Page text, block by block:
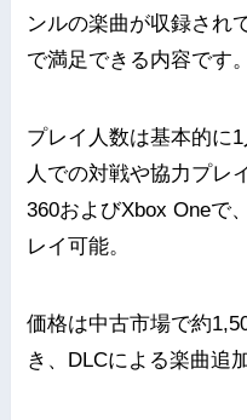
ンルの楽曲が収録され
で満足できる内容です。
プレイ人数は基本的に
人での対戦や協力プレ
360およびXbox Oneで
レイ可能。
価格は中古市場で約
き、DLCによる楽曲追